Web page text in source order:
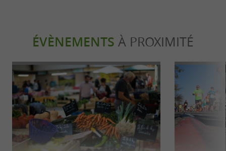
ÉVÈNEMENTS À PROXIMITÉ